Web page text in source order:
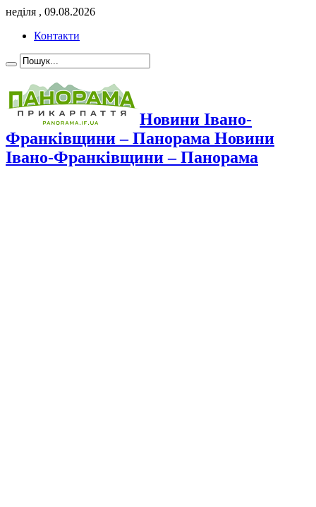
неділя , 09.08.2026
Контакти
Новини Івано-
Франківщини – Панорама Новини
Івано-Франківщини – Панорама